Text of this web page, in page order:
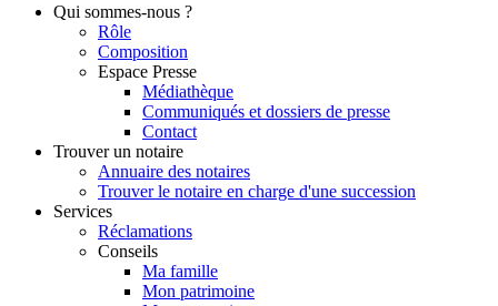
Qui sommes-nous ?
Rôle
Composition
Espace Presse
Médiathèque
Communiqués et dossiers de presse
Contact
Trouver un notaire
Annuaire des notaires
Trouver le notaire en charge d'une succession
Services
Réclamations
Conseils
Ma famille
Mon patrimoine